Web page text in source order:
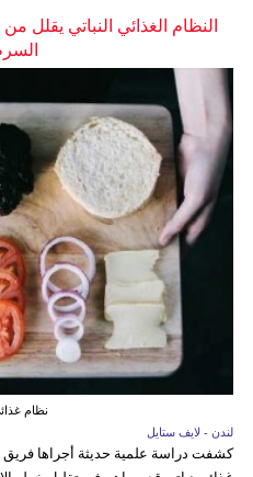
النظام الغذائي النباتي يقلل
نظام
لندن - لايف ستايل
كشفت دراسة علمية حديثة أجراها فريق